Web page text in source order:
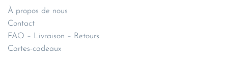
À propos de nous
Contact
FAQ – Livraison – Retours
Cartes-cadeaux